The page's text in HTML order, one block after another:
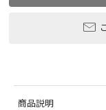
商品説明